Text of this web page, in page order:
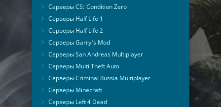
Серверы CS: Condition Zero
Серверы Half Life 1
Серверы Half Life 2
Серверы Garry's Mod
Серверы San Andreas Multiplayer
Серверы Multi Theft Auto
Серверы Criminal Russia Multiplayer
Серверы Minecraft
Серверы Left 4 Dead